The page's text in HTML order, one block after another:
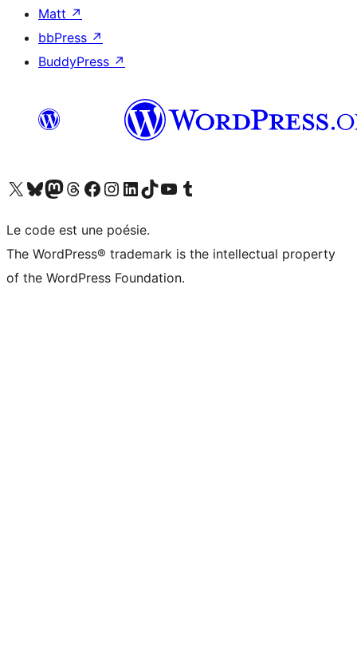
Matt ↗
bbPress ↗
BuddyPress ↗
Visitez notre compte X (précédemment Twitter)
Visiter notre compte Bluesky
Visiter notre compte Mastodon
Visiter notre compte Threads
Consulter notre compte Facebook
Consulter notre compte Instagram
Consulter notre compte LinkedIn
Visiter notre compte TokTok
Visiter notre chaîne YouTube
Visiter notre compte Tumblr
Le code est une poésie.
The WordPress® trademark is the intellectual property
of the WordPress Foundation.